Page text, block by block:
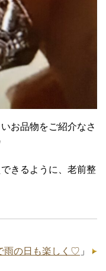
お品物をご紹介なさ
きるように、老前整
雨の日も楽しく♡ 」